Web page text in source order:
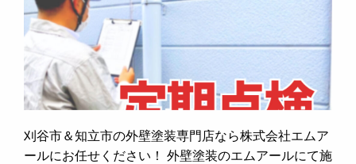
刈谷市＆知立市の外壁塗装専門店なら株式会社エムア
ールにお任せください！ 外壁塗装のエムアールにて施